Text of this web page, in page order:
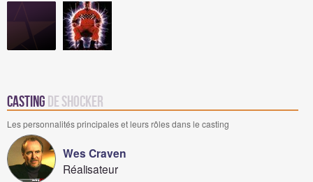
Casting de Shocker
Les personnalités principales et leurs rôles dans le casting
Wes Craven
Réalisateur